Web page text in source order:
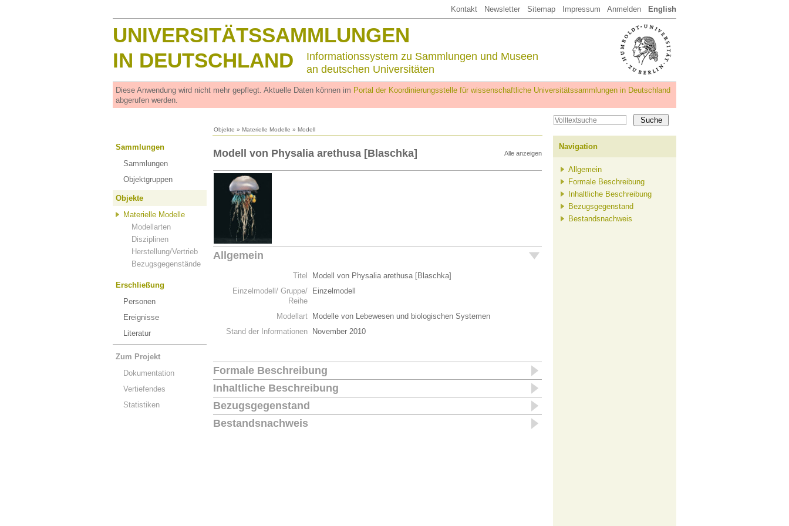
Kontakt Newsletter Sitemap Impressum Anmelden English
UNIVERSITÄTSSAMMLUNGEN
IN DEUTSCHLAND
Informationssystem zu Sammlungen und Museen
an deutschen Universitäten
Diese Anwendung wird nicht mehr gepflegt. Aktuelle Daten können im Portal der Koordinierungsstelle für wissenschaftliche Universitätssammlungen in Deutschland
abgerufen werden.
Objekte » Materielle Modelle » Modell
Sammlungen
Sammlungen
Objektgruppen
Objekte
Materielle Modelle
Modellarten
Disziplinen
Herstellung/Vertrieb
Bezugsgegenstände
Erschließung
Personen
Ereignisse
Literatur
Zum Projekt
Dokumentation
Vertiefendes
Statistiken
Alle anzeigen
Modell von Physalia arethusa [Blaschka]
Allgemein
Titel
Modell von Physalia arethusa [Blaschka]
Einzelmodell/ Gruppe/
Reihe
Einzelmodell
Modellart
Modelle von Lebewesen und biologischen Systemen
Stand der Informationen
November 2010
Formale Beschreibung
Inhaltliche Beschreibung
Bezugsgegenstand
Bestandsnachweis
Navigation
Allgemein
Formale Beschreibung
Inhaltliche Beschreibung
Bezugsgegenstand
Bestandsnachweis